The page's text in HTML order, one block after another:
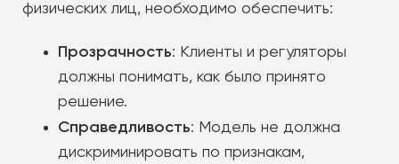
физических лиц, необходимо обеспечить:
Прозрачность: Клиенты и регуляторы
должны понимать, как было принято
решение.
Справедливость: Модель не должна
дискриминировать по признакам,